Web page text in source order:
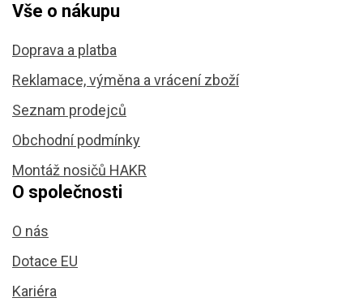
Vše o nákupu
Doprava a platba
Reklamace, výměna a vrácení zboží
Seznam prodejců
Obchodní podmínky
Montáž nosičů HAKR
O společnosti
O nás
Dotace EU
Kariéra